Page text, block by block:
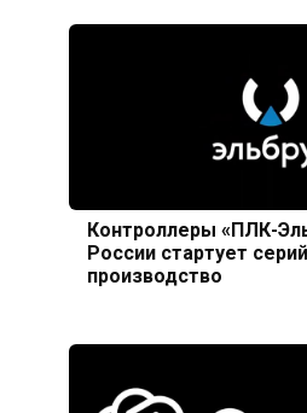
Контроллеры «ПЛК-
России стартует
производство